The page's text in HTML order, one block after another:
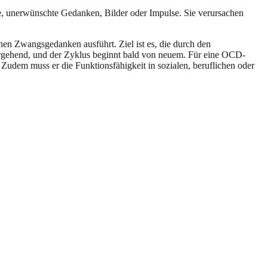
unerwünschte Gedanken, Bilder oder Impulse. Sie verursachen
Zwangsgedanken ausführt. Ziel ist es, die durch den
und der Zyklus beginnt bald von neuem. Für eine OCD-
muss er die Funktionsfähigkeit in sozialen, beruflichen oder